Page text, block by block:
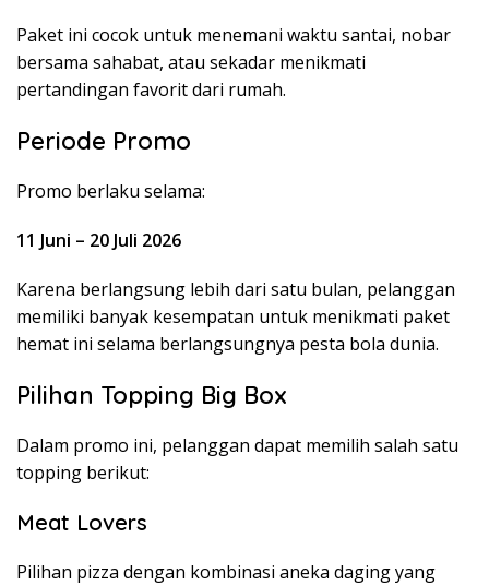
Paket ini cocok untuk menemani waktu santai, nobar
bersama sahabat, atau sekadar menikmati
pertandingan favorit dari rumah.
Periode Promo
Promo berlaku selama:
11 Juni – 20 Juli 2026
Karena berlangsung lebih dari satu bulan, pelanggan
memiliki banyak kesempatan untuk menikmati paket
hemat ini selama berlangsungnya pesta bola dunia.
Pilihan Topping Big Box
Dalam promo ini, pelanggan dapat memilih salah satu
topping berikut:
Meat Lovers
Pilihan pizza dengan kombinasi aneka daging yang